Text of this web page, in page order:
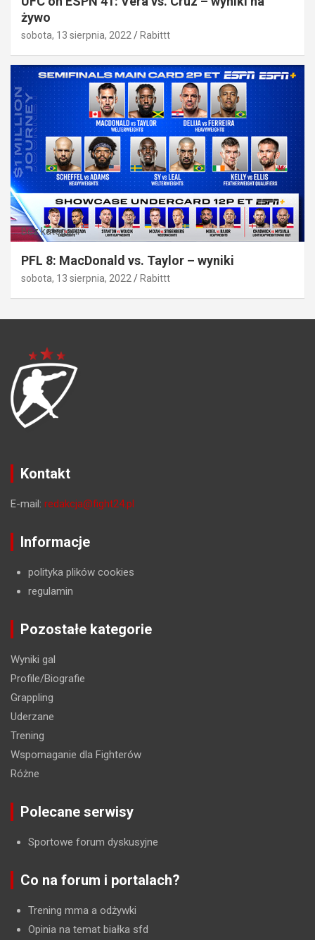
żywo
sobota, 13 sierpnia, 2022 Rabittt
Bez kategorii
PFL 8: MacDonald vs. Taylor – wyniki
sobota, 13 sierpnia, 2022 Rabittt
Kontakt
E-mail: redakcja@fight24.pl
Informacje
polityka plików cookies
regulamin
Pozostałe kategorie
Wyniki gal
Profile/Biografie
Grappling
Uderzane
Trening
Wspomaganie dla Fighterów
Różne
Polecane serwisy
Sportowe forum dyskusyjne
Co na forum i portalach?
Trening mma a odżywki
Opinia na temat białka sfd